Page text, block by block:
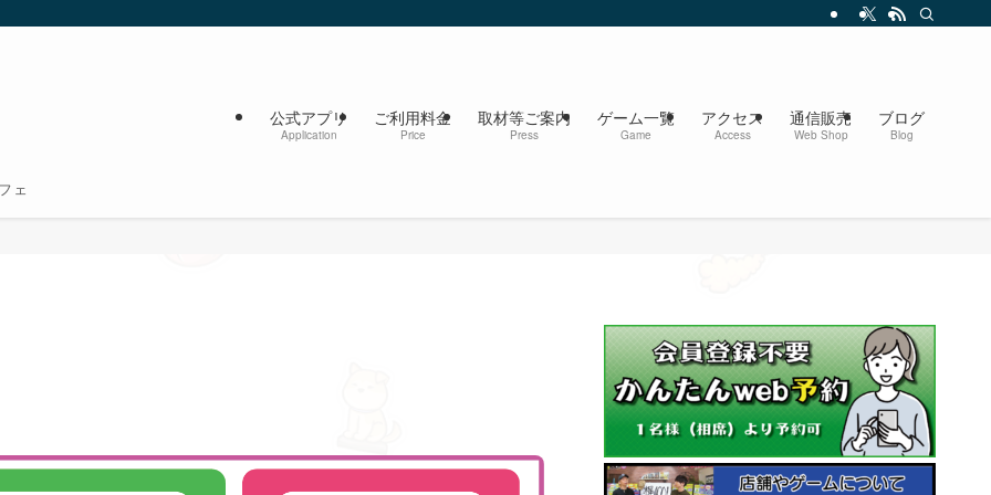
ェ
公式アプリ
Application
ご利用料金
Price
取材等ご案内
Press
ゲーム一覧
Game
アクセス
Access
通信販売
Web Shop
ブログ
Blog